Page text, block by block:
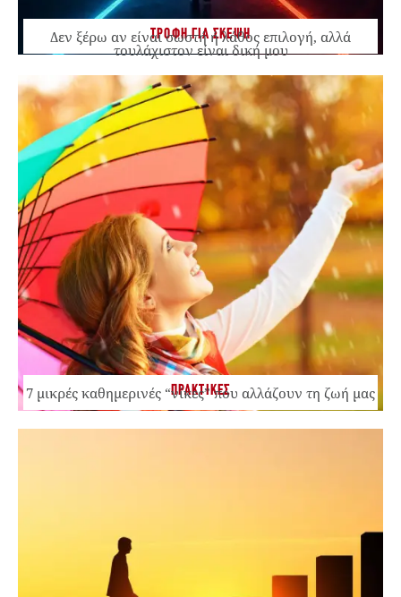
ΤΡΟΦΗ ΓΙΑ ΣΚΕΨΗ
Δεν ξέρω αν είναι σωστή ή λάθος επιλογή, αλλά
τουλάχιστον είναι δική μου
ΠΡΑΚΤΙΚΕΣ
7 μικρές καθημερινές “νίκες” που αλλάζουν τη ζωή μας